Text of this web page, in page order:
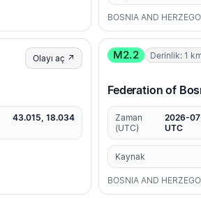
BOSNIA AND
Olayı aç ↗
43.015, 18.034
M2.2 Derinlik: 1
Federation of
Zaman
(UTC)
2026-
UTC
Kaynak
BOSNIA AND